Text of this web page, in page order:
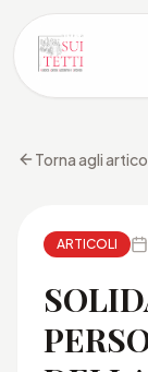
Torna agli
ARTICOLI